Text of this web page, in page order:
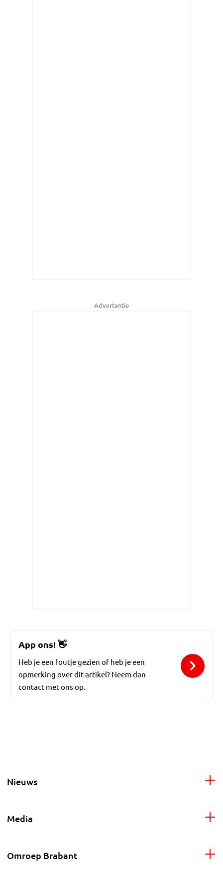
Advertentie
App ons!👋
Heb je een foutje gezien of heb je een
opmerking over dit artikel? Neem dan
contact met ons op.
Nieuws
Media
Omroep Brabant